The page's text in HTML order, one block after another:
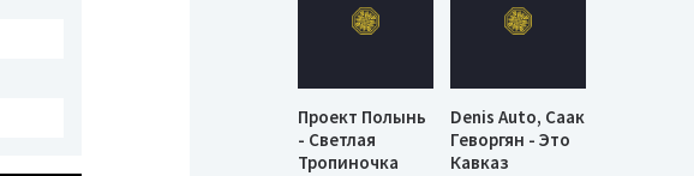
Проект Полынь
- Светлая
Тропиночка
Denis Auto, Саак
Геворгян - Это
Кавказ